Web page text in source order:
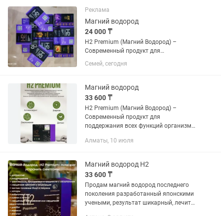
бы омолодить и как продлить...
Реклама
Магний водород
24 000 ₸
Н2 Premium (Магний Водород) –
Современный продукт для
поддержания всех функций организма.
Для чего нужен магний и водород?
(функция разжижения крови). Магний
водород...
Семей, сегодня
Магний водород
33 600 ₸
Н2 Premium (Магний Водород) –
Современный продукт для
поддержания всех функций организма.
(функция разжижения крови).
действия Н2 были...
Алматы, 10 июля
Магний водород Н2
33 600 ₸
Продам магний водород последнего
поколения разработанный японскими
учеными, результат шикарный, лечит